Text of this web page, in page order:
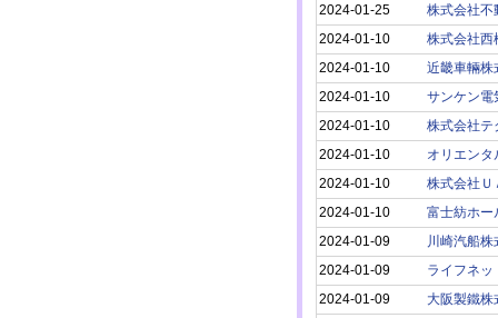
2024-01-25
株式会社不
2024-01-10
株式会社西
2024-01-10
近畿車輛株
2024-01-10
サンケン電
2024-01-10
株式会社テ
2024-01-10
オリエンタ
2024-01-10
株式会社Ｕ
2024-01-10
富士紡ホー
2024-01-09
川崎汽船株
2024-01-09
ライフネッ
2024-01-09
大阪製鐵株